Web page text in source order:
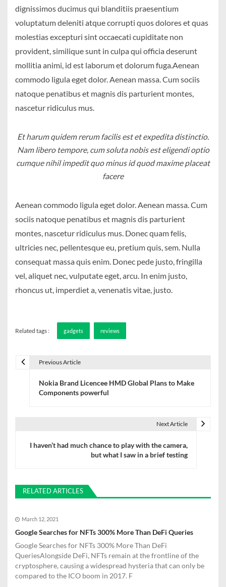
dignissimos ducimus qui blanditiis praesentium
voluptatum deleniti atque corrupti quos dolores et quas
molestias excepturi sint occaecati cupiditate non
provident, similique sunt in culpa qui officia deserunt
mollitia animi, id est laborum et dolorum fuga.Aenean
commodo ligula eget dolor. Aenean massa. Cum sociis
natoque penatibus et magnis dis parturient montes,
nascetur ridiculus mus.
Et harum quidem rerum facilis est et expedita distinctio.
Nam libero tempore, cum soluta nobis est eligendi optio
cumque nihil impedit quo minus id quod maxime placeat
facere
Aenean commodo ligula eget dolor. Aenean massa. Cum
sociis natoque penatibus et magnis dis parturient
montes, nascetur ridiculus mus. Donec quam felis,
ultricies nec, pellentesque eu, pretium quis, sem. Nulla
consequat massa quis enim. Donec pede justo, fringilla
vel, aliquet nec, vulputate eget, arcu. In enim justo,
rhoncus ut, imperdiet a, venenatis vitae, justo.
Related tags : gadgets reviews
i
g
a
t
i
Previous Article
Nokia Brand Licencee HMD Global Plans to Make
Components powerful
Next Article
I haven’t had much chance to play with the camera,
but what I saw in a brief testing
RELATED ARTICLES
March 12, 2021
Google Searches for NFTs 300% More Than DeFi Queries
Google Searches for NFTs 300% More Than DeFi
QueriesAlongside DeFi, NFTs remain at the frontline of the
cryptosphere, causing a widespread hysteria that can only be
compared to the ICO boom in 2017. F